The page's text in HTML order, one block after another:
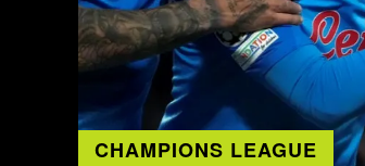
CHAMPIONS LEAGUE